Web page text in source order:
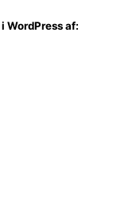
WordPress af: